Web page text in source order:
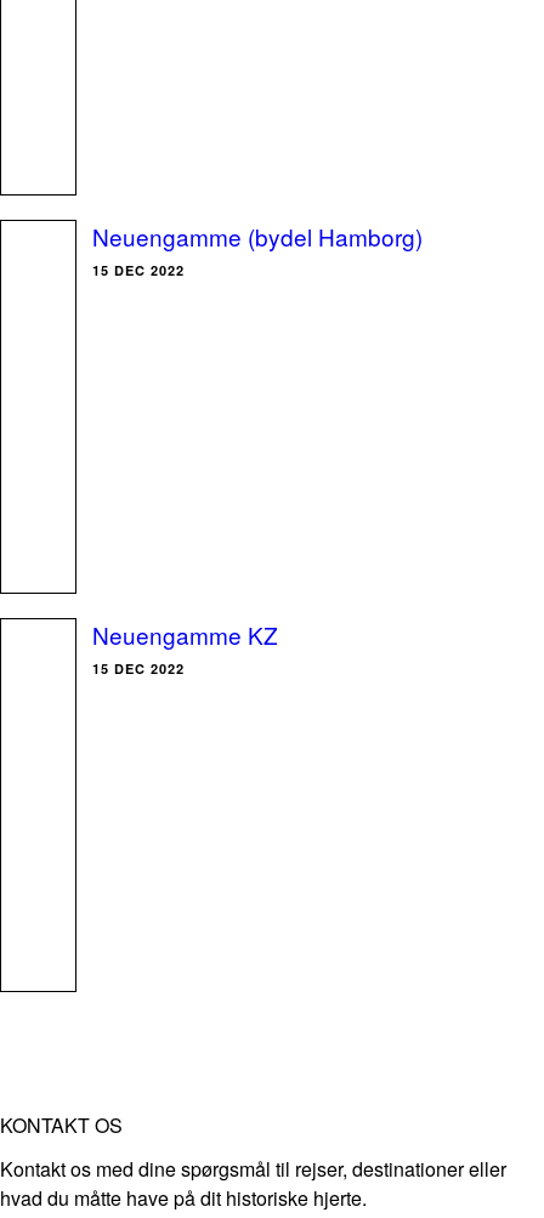
Neuengamme (bydel Hamborg)
15 DEC 2022
Neuengamme KZ
15 DEC 2022
KONTAKT OS
Kontakt os med dine spørgsmål til rejser, destinationer eller
hvad du måtte have på dit historiske hjerte.